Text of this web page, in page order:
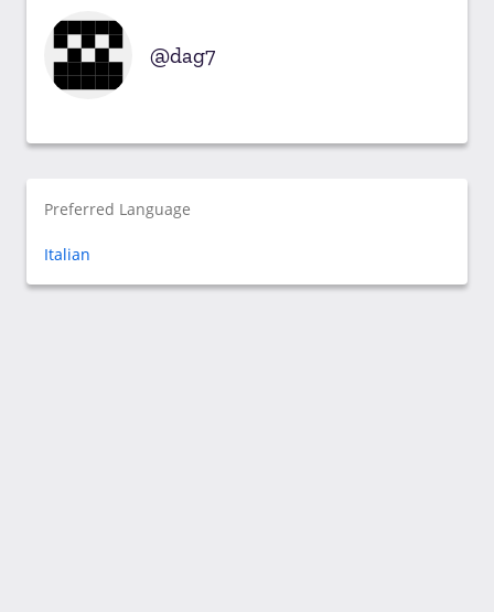
dag7
Preferred Language
Italian